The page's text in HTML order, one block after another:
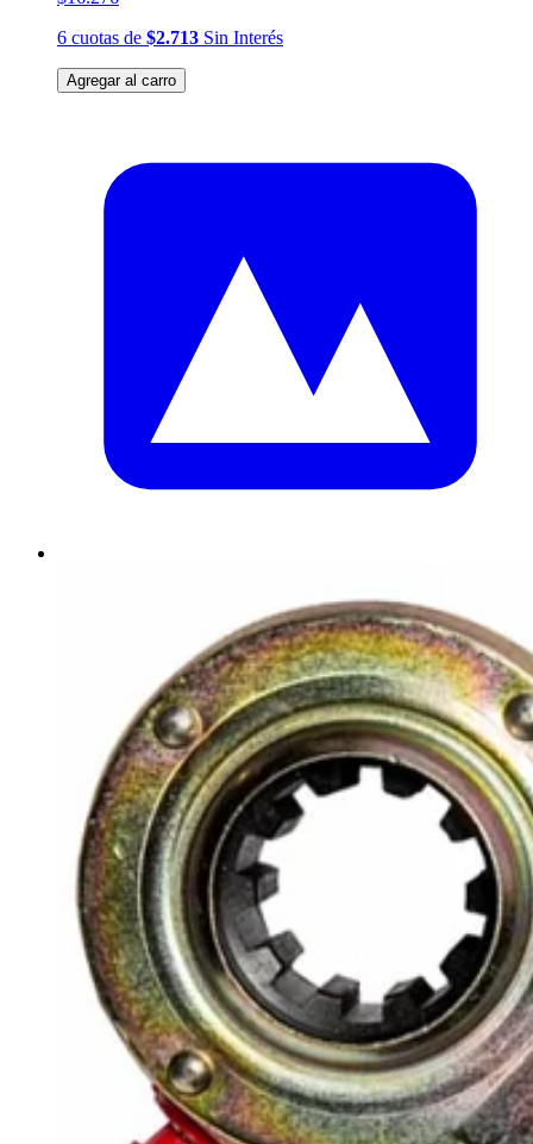
6 cuotas de $2.713 Sin Interés
Agregar al carro